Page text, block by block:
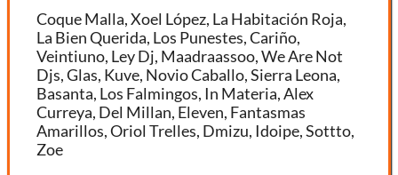
Coque Malla, Xoel López, La Habitación Roja,
La Bien Querida, Los Punestes, Cariño,
Veintiuno, Ley Dj, Maadraassoo, We Are Not
Djs, Glas, Kuve, Novio Caballo, Sierra Leona,
Basanta, Los Falmingos, In Materia, Alex
Curreya, Del Millan, Eleven, Fantasmas
Amarillos, Oriol Trelles, Dmizu, Idoipe, Sottto,
Zoe